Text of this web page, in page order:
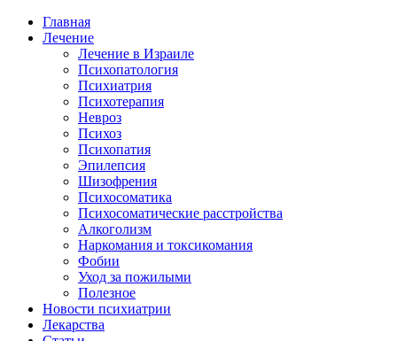
Главная
Лечение
Лечение в Израиле
Психопатология
Психиатрия
Психотерапия
Невроз
Психоз
Психопатия
Эпилепсия
Шизофрения
Психосоматика
Психосоматические расстройства
Алкоголизм
Наркомания и токсикомания
Фобии
Уход за пожилыми
Полезное
Новости психиатрии
Лекарства